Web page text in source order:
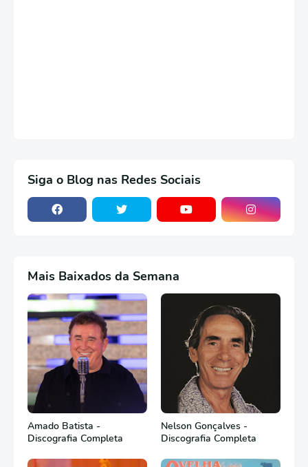
Siga o Blog nas Redes Sociais
Mais Baixados da Semana
Amado Batista -
Discografia Completa
Nelson Gonçalves -
Discografia Completa